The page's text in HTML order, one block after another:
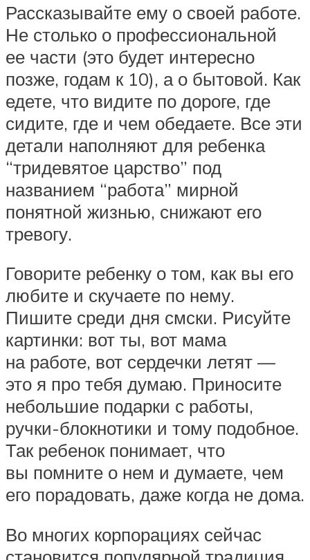
Рассказывайте ему о своей работе.
Не столько о профессиональной
ее части (это будет интересно
позже, годам к 10), а о бытовой. Как
едете, что видите по дороге, где
сидите, где и чем обедаете. Все эти
детали наполняют для ребенка
“тридевятое царство” под
названием “работа” мирной
понятной жизнью, снижают его
тревогу.
Говорите ребенку о том, как вы его
любите и скучаете по нему.
Пишите среди дня смски. Рисуйте
картинки: вот ты, вот мама
на работе, вот сердечки летят —
это я про тебя думаю. Приносите
небольшие подарки с работы,
ручки-блокнотики и тому подобное.
Так ребенок понимает, что
вы помните о нем и думаете, чем
его порадовать, даже когда не дома.
Во многих корпорациях сейчас